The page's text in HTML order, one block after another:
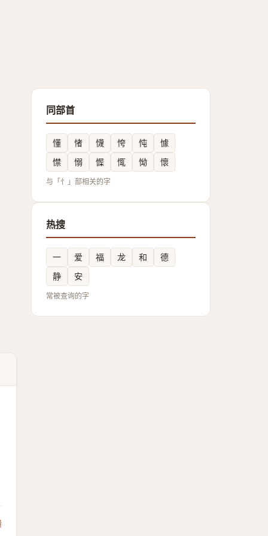
同部首
懂 㥩 懱 恗 忳
懅
㦗
愵 㥡 㤴 怮 懷
与「忄」部相关的字
热搜
一 爱 福 龙 和
德
静
安
常被查询的字